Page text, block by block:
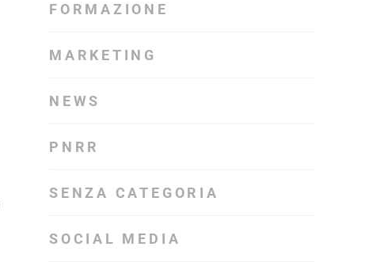
FORMAZIONE
MARKETING
NEWS
PNRR
SENZA CATEGORIA
SOCIAL MEDIA